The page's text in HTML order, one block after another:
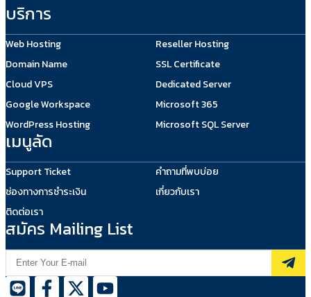
บริการ
Web Hosting
Domain Name
Cloud VPS
Google Workspace
WordPress Hosting
Reseller Hosting
SSL Certificate
Dedicated Server
Microsoft 365
Microsoft SQL Server
เมนูลัด
Support Ticket
ช่องทางการชำระเงิน
ติดต่อเรา
คำถามที่พบบ่อย
เกี่ยวกับเรา
สมัคร Mailing List